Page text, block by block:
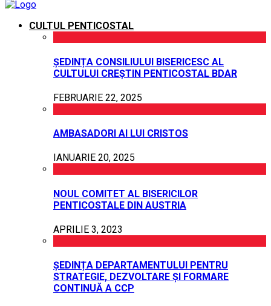
CULTUL PENTICOSTAL
ȘEDINȚA CONSILIULUI BISERICESC AL
CULTULUI CREȘTIN PENTICOSTAL BDAR
FEBRUARIE 22, 2025
AMBASADORI AI LUI CRISTOS
IANUARIE 20, 2025
NOUL COMITET AL BISERICILOR
PENTICOSTALE DIN AUSTRIA
APRILIE 3, 2023
ȘEDINȚA DEPARTAMENTULUI PENTRU
STRATEGIE, DEZVOLTARE ȘI FORMARE
CONTINUĂ A CCP